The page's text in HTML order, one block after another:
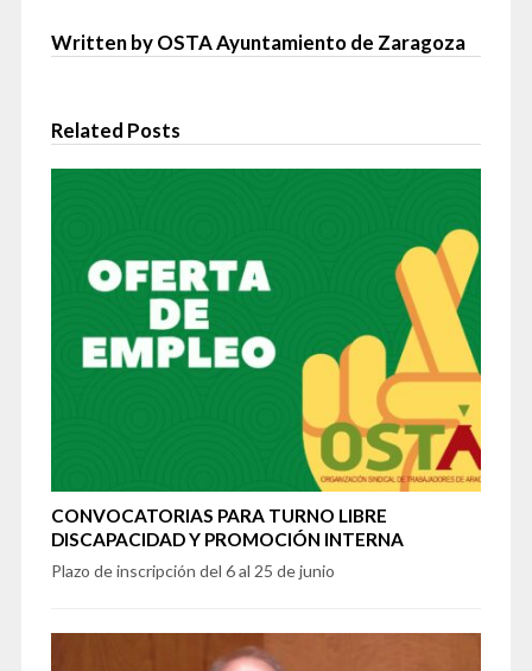
Written by OSTA Ayuntamiento de Zaragoza
Related Posts
CONVOCATORIAS PARA TURNO LIBRE
DISCAPACIDAD Y PROMOCIÓN INTERNA
Plazo de inscripción del 6 al 25 de junio